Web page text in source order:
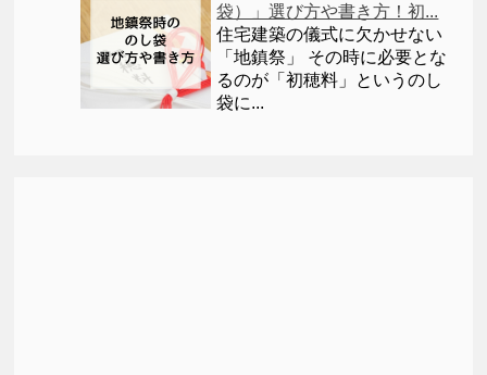
袋）」選び方や書き方！初...
住宅建築の儀式に欠かせない
「地鎮祭」 その時に必要とな
るのが「初穂料」というのし
袋に...